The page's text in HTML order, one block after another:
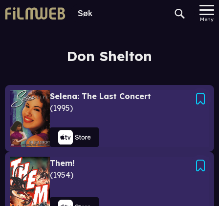
Meny
Don Shelton
Selena: The Last Concert
1995
Them!
1954